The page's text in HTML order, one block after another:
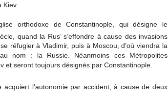
Kiev.
orthodoxe de Constantinople, qui désigne le
quand la Rus’ s’effondre à cause des invasions
réfugier à Vladimir, puis à Moscou, d’où viendra la
nom : la Russie. Néanmoins ces Métropolites
et seront toujours désignés par Constantinople.
acquiert l’autonomie par accident, à cause de deux